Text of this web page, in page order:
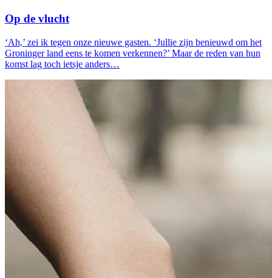
Op de vlucht
‘Ah,’ zei ik tegen onze nieuwe gasten. ‘Jullie zijn benieuwd om het
Groninger land eens te komen verkennen?’ Maar de reden van hun
komst lag toch ietsje anders…